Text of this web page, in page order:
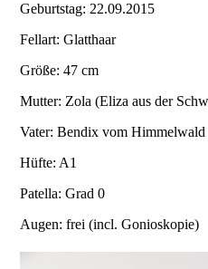
Geburtstag: 22.09.2015
Fellart: Glatthaar
Größe: 47 cm
Mutter: Zola (Eliza aus der
Vater: Bendix vom Himmelwald
Hüfte: A1
Patella: Grad 0
Augen: frei (incl. Gonioskopie)